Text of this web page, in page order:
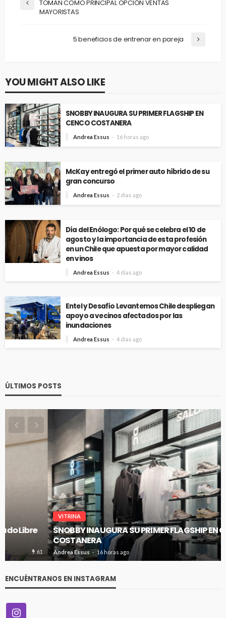
TOMAN COMO PRINCIPAL OPCIÓN VENTAS
MAYORISTAS
5 beneficios de entrenar en pareja
YOU MIGHT ALSO LIKE
SNOBBY INAUGURA SU PRIMER FLAGSHIP EN
CENCO COSTANERA
Andrea Essus 16 horas ago
McKay entregó el primer auto híbrido de su
gran concurso
Andrea Essus 2 días ago
Día del Enólogo: Por qué se celebra el 10 de
agosto y la importancia de esta profesión
en un Chile que apuesta por mayor calidad
en vinos
Andrea Essus 4 días ago
Entel y Desafío Levantemos Chile despliegan
apoyo a vecinos afectados por las
inundaciones
Andrea Essus 4 días ago
ÚLTIMOS POSTS
SNOBBY INAUGURA SU PRIMER FLAGSHIP EN CENCO
COSTANERA
Andrea Essus 16 horas ago 60
ENCUÉNTRANOS EN INSTAGRAM